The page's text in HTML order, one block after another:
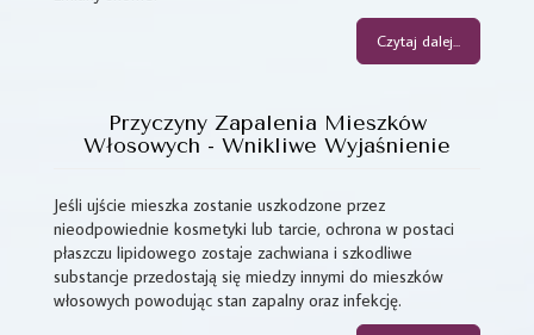
Czytaj dalej...
Przyczyny Zapalenia Mieszków
Włosowych - Wnikliwe Wyjaśnienie
Jeśli ujście mieszka zostanie uszkodzone przez
nieodpowiednie kosmetyki lub tarcie, ochrona w postaci
płaszczu lipidowego zostaje zachwiana i szkodliwe
substancje przedostają się miedzy innymi do mieszków
włosowych powodując stan zapalny oraz infekcję.